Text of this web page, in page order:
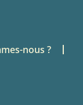
nous ?